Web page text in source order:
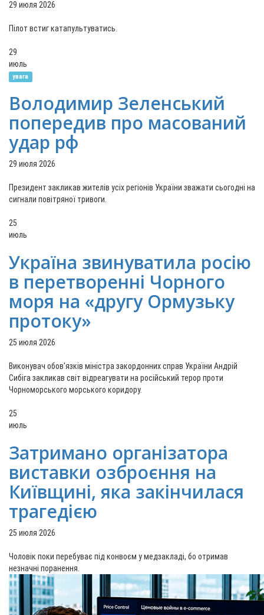
29 июля 2026
Пілот встиг катапультуватись.
29
июль
увага
Володимир Зеленський
попередив про масований
удар рф
29 июля 2026
Президент закликав жителів усіх регіонів України зважати сьогодні на
сигнали повітряної тривоги.
25
июль
Україна звинуватила росію
в перетворенні Чорного
моря на «другу Ормузьку
протоку»
25 июля 2026
Виконувач обов'язків міністра закордонних справ України Андрій
Сибіга закликав світ відреагувати на російський терор проти
Чорноморського морського коридору.
25
июль
Затримано організатора
виставки озброєння на
Київщині, яка закінчилася
трагедією
25 июля 2026
Чоловік поки перебуває під конвоєм у медзакладі, бо отримав
незначні поранення.